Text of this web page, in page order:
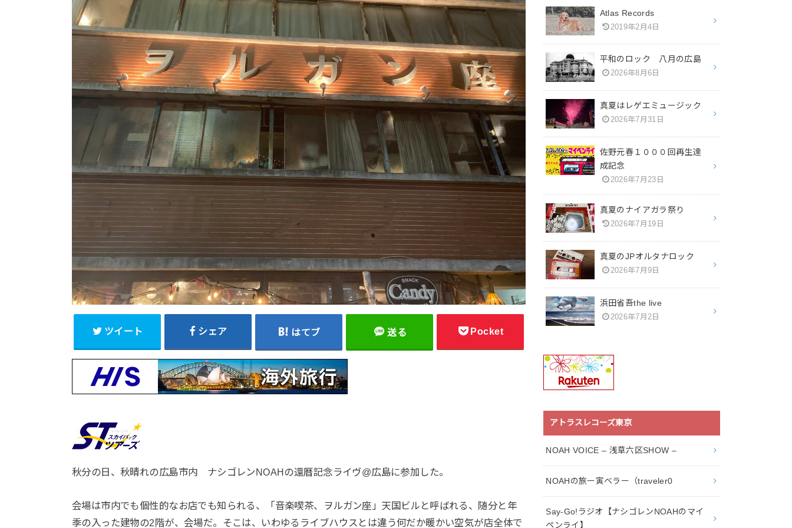
ツイート シェア はてブ 送る Pocket
秋分の日、秋晴れの広島市内 ナシゴレンNOAHの還暦記念ライヴ@広島に参加した。
会場は市内でも個性的なお店でも知られる、「音楽喫茶、ヲルガン座」天国ビルと呼ばれる、随分と年
季の入った建物の2階が、会場だ。そこは、いわゆるライブハウスとは違う何だか暖かい空気が店全体で
Atlas Records
2019年2月4日
平和のロック 八月の広島
2026年8月6日
真夏はレゲエミュージック
2026年7月31日
佐野元春１０００回再生達
成記念
2026年7月23日
真夏のナイアガラ祭り
2026年7月19日
真夏のJPオルタナロック
2026年7月9日
浜田省吾the live
2026年7月2日
アトラスレコーズ東京
NOAH VOICE – 浅草六区SHOW –
NOAHの旅ー寅ベラー（traveler0
Say-Go!ラジオ【ナシゴレンNOAHのマイ
ペンライ】